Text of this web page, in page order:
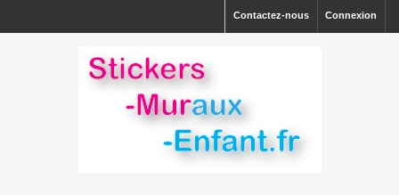
Connexion
Contactez-nous